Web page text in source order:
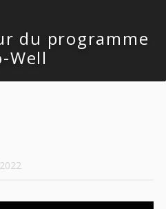
du programme
Well